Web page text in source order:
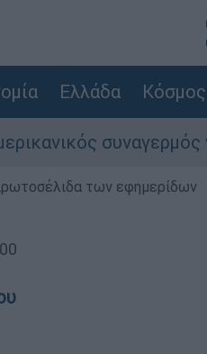
Ελλάδα Κόσμος
για Πούτιν:
των εφημερίδων